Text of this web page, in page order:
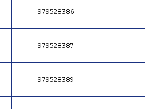
979528386
979528387
979528389